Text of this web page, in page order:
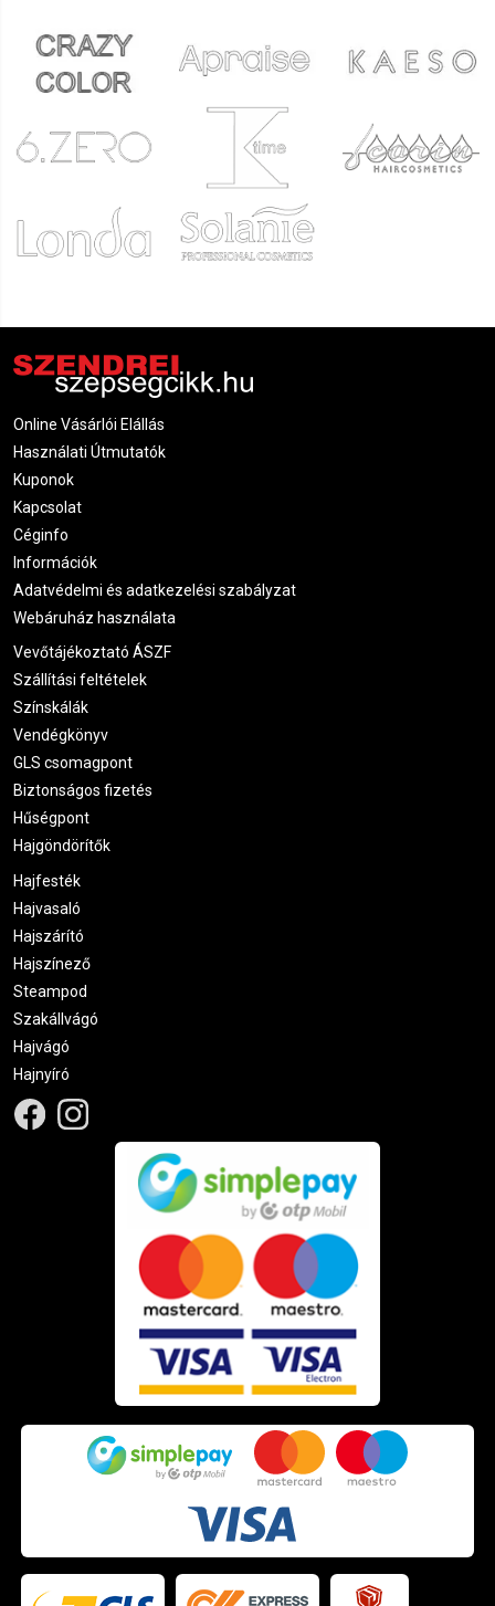
Online Vásárlói Elállás
Használati Útmutatók
Kuponok
Kapcsolat
Céginfo
Információk
Adatvédelmi és adatkezelési szabályzat
Webáruház használata
Vevőtájékoztató ÁSZF
Szállítási feltételek
Színskálák
Vendégkönyv
GLS csomagpont
Biztonságos fizetés
Hűségpont
Hajgöndörítők
Hajfesték
Hajvasaló
Hajszárító
Hajszínező
Steampod
Szakállvágó
Hajvágó
Hajnyíró